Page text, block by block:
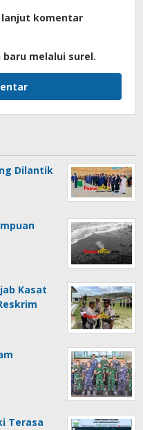
komentar
melalui surel.
Dilantik
Kasat
Terasa